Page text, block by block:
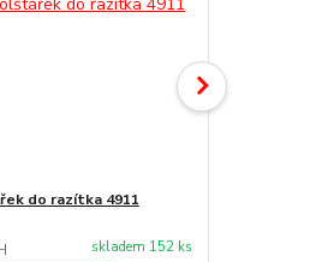
do razítka 4911
skladem 152 ks